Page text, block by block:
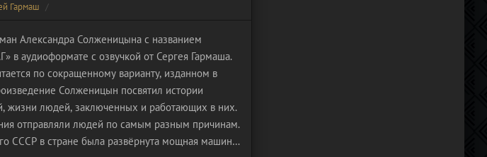
Гармаш
Александра Солженицына с названием
в аудиоформате с озвучкой от Сергея Гармаша.
по сокращенному варианту, изданном в
Солженицын посвятил истории
жизни людей, заключенных и работающих в них.
отправляли людей по самым разным причинам.
СССР в стране была развёрнута мощная машина